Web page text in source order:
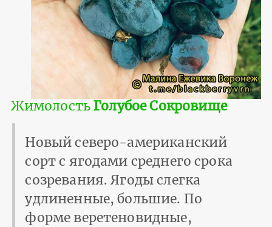
ЖимолостьГолубое Сокровище
Новый северо-американский
сорт с ягодами среднего срока
созревания. Ягоды слегка
удлиненные, большие. По
форме веретеновидные,